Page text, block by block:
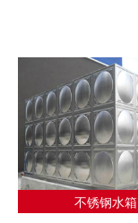
不锈钢水箱